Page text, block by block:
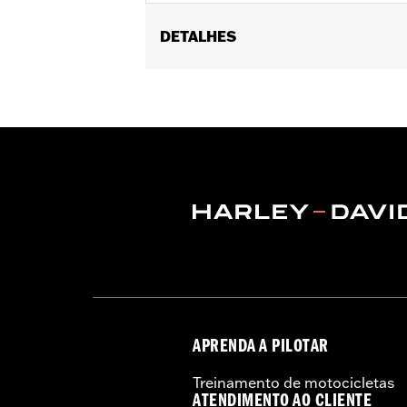
DETALHES
Sold In Units:Each
APRENDA A PILOTAR
Treinamento de motocicletas
ATENDIMENTO AO CLIENTE